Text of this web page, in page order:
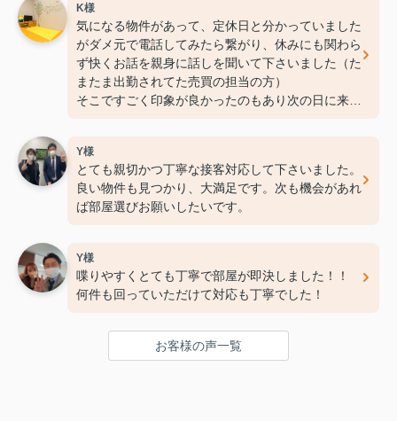
K様
気になる物件があって、定休日と分かっていました
がダメ元で電話してみたら繋がり、休みにも関わら
ず快くお話を親身に話しを聞いて下さいました（た
またま出勤されてた売買の担当の方）
そこですごく印象が良かったのもあり次の日に来店
子供の安全のこと、環境までの配慮、部屋の中の気
付かないアドバイス、メリットデメリットを分かり
やすく伝えて頂きました。
ただ紹介するだけではなく、プラスアルファの情報
すでにある物件ですが、どこでも同じ、ではなく担
当の方で変わるんだなと感じました。新生活のスタ
ートを後押ししてもらった気持ちで感謝しかありま
せん。
Y様
とても親切かつ丁寧な接客対応して下さいました。
良い物件も見つかり、大満足です。次も機会があれ
ば部屋選びお願いしたいです。
Y様
喋りやすくとても丁寧で部屋が即決しました！！
何件も回っていただけて対応も丁寧でした！
お客様の声一覧